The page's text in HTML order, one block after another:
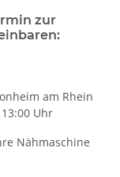
zur
am Rhein
Uhr
Nähmaschine